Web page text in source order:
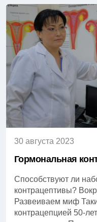
30 августа 2023
Гормональная
Способствуют ли
контрацептивы?
Развеиваем миф
контрацепцией 50-